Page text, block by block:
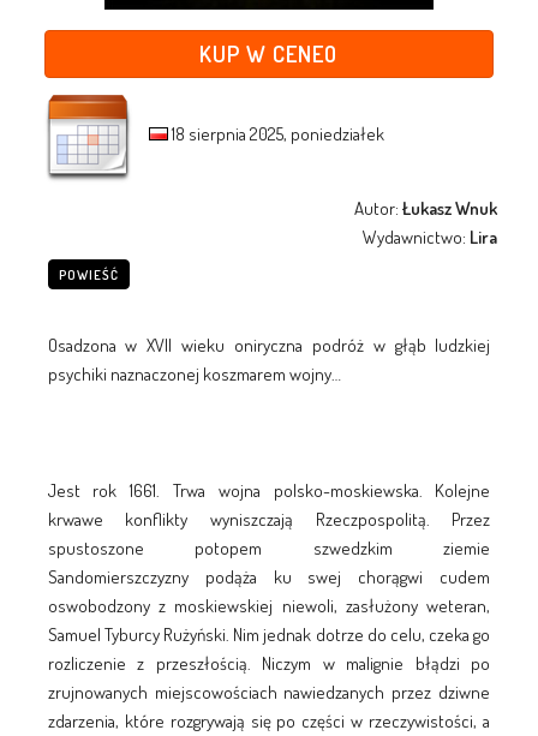
KUP W CENEO
18 sierpnia 2025, poniedziałek
Autor:Łukasz Wnuk
Wydawnictwo: Lira
POWIEŚĆ
Osadzona w XVII wieku oniryczna podróż w głąb ludzkiej
psychiki naznaczonej koszmarem wojny…
Jest rok 1661. Trwa wojna polsko-moskiewska. Kolejne
krwawe konflikty wyniszczają Rzeczpospolitą. Przez
spustoszone potopem szwedzkim ziemie
Sandomierszczyzny podąża ku swej chorągwi cudem
oswobodzony z moskiewskiej niewoli, zasłużony weteran,
Samuel Tyburcy Rużyński. Nim jednak dotrze do celu, czeka go
rozliczenie z przeszłością. Niczym w malignie błądzi po
zrujnowanych miejscowościach nawiedzanych przez dziwne
zdarzenia, które rozgrywają się po części w rzeczywistości, a